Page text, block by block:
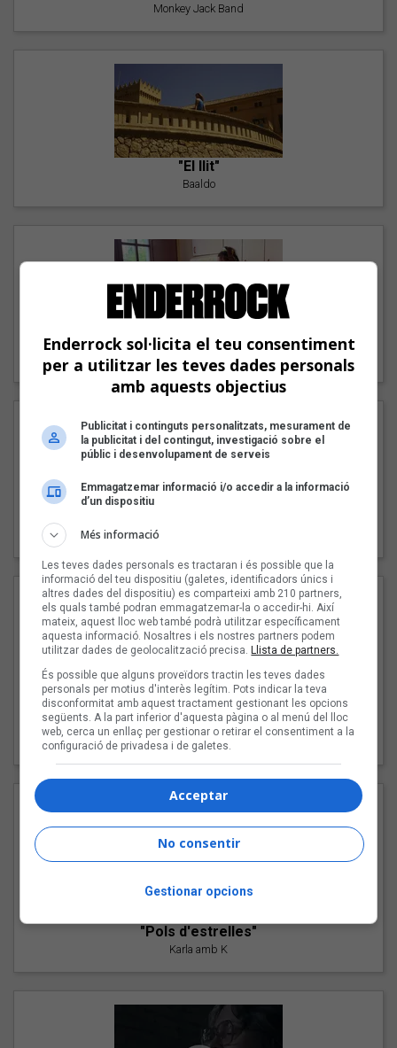
Monkey Jack Band
"El llit"
Baaldo
"Lo bueno y lo malo"
Carmen y María
Pep Álvarez amb Joan Muntaner (Xanguito)
"Les cabres"
94 Rules amb Compte
"Pols d'estrelles"
Karla amb K
Enderrock sol·licita el teu consentiment
per a utilitzar les teves dades personals
amb aquests objectius
Publicitat i continguts personalitzats, mesurament de
la publicitat i del contingut, investigació sobre el
públic i desenvolupament de serveis
Emmagatzemar informació i/o accedir a la informació
d’un dispositiu
Més informació
Les teves dades personals es tractaran i és possible que la
informació del teu dispositiu (galetes, identificadors únics i
altres dades del dispositiu) es comparteixi amb 210 partners,
els quals també podran emmagatzemar-la o accedir-hi. Així
mateix, aquest lloc web també podrà utilitzar específicament
aquesta informació. Nosaltres i els nostres partners podem
utilitzar dades de geolocalització precisa.Llista de partners.
És possible que alguns proveïdors tractin les teves dades
personals per motius d'interès legítim. Pots indicar la teva
disconformitat amb aquest tractament gestionant les opcions
següents. A la part inferior d'aquesta pàgina o al menú del lloc
web, cerca un enllaç per gestionar o retirar el consentiment a la
configuració de privadesa i de galetes.
Acceptar
No consentir
Gestionar opcions